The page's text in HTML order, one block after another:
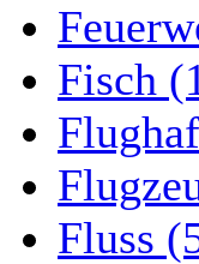
Fisch
Fluss